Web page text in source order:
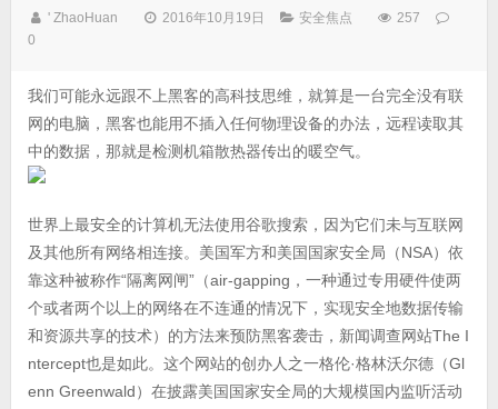
' ZhaoHuan 2016年10月19日 安全焦点
257
0
我们可能永远跟不上黑客的高科技思维，就算是一台完全没有联
网的电脑，黑客也能用不插入任何物理设备的办法，远程读取其
中的数据，那就是检测机箱散热器传出的暖空气。
世界上最安全的计算机无法使用谷歌搜索，因为它们未与互联网
及其他所有网络相连接。美国军方和美国国家安全局（NSA）依
靠这种被称作“隔离网闸”（air-gapping，一种通过专用硬件使两
个或者两个以上的网络在不连通的情况下，实现安全地数据传输
和资源共享的技术）的方法来预防黑客袭击，新闻调查网站The I
ntercept也是如此。这个网站的创办人之一格伦·格林沃尔德（Gl
enn Greenwald）在披露美国国家安全局的大规模国内监听活动